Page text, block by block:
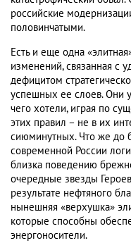
российские
половинчатыми.
Есть и еще одна
изменений, связанная с
дефицитом
успешных ее слоев. Они
чего хотели, играя по
этих правил – не в их
сиюминутных. Что же до
современной России
близка поведению
очередные звезды
результате нефтяного
нынешняя «верхушка»
которые способны
энергоносители.